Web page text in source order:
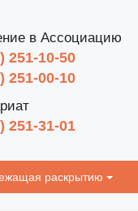
в Ассоциацию
251-10-50
251-00-10
251-31-01
раскрытию